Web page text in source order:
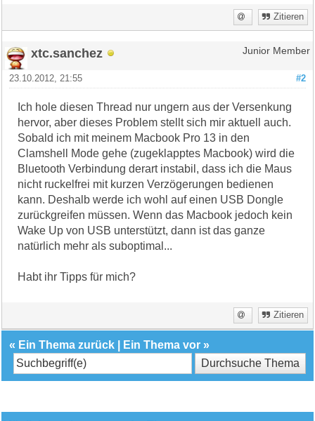
Zitieren
xtc.sanchez Junior Member
#2
23.10.2012, 21:55
Ich hole diesen Thread nur ungern aus der Versenkung
hervor, aber dieses Problem stellt sich mir aktuell auch.
Sobald ich mit meinem Macbook Pro 13 in den
Clamshell Mode gehe (zugeklapptes Macbook) wird die
Bluetooth Verbindung derart instabil, dass ich die Maus
nicht ruckelfrei mit kurzen Verzögerungen bedienen
kann. Deshalb werde ich wohl auf einen USB Dongle
zurückgreifen müssen. Wenn das Macbook jedoch kein
Wake Up von USB unterstützt, dann ist das ganze
natürlich mehr als suboptimal...
Habt ihr Tipps für mich?
Zitieren
« Ein Thema zurück Ein Thema vor »